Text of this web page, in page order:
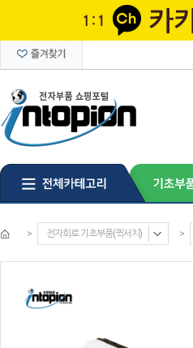
> 전자회로 기초부품(퀵서치) >